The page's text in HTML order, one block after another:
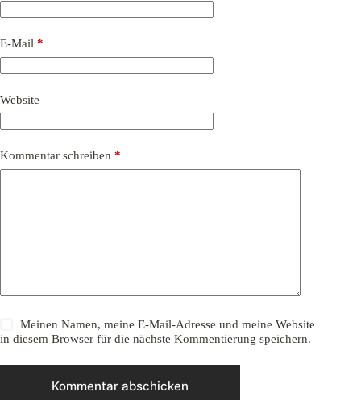
E-Mail *
Website
Kommentar schreiben *
Meinen Namen, meine E-Mail-Adresse und meine Website
in diesem Browser für die nächste Kommentierung speichern.
Kommentar abschicken